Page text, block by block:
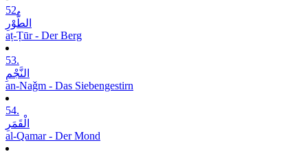
52.
الطُّوْرِ
aṭ-Ṭūr - Der Berg
53.
النَّجْمِ
an-Naǧm - Das Siebengestirn
54.
الْقَمَرِ
al-Qamar - Der Mond